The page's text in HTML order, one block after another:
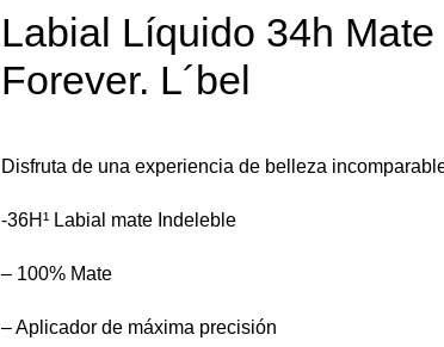
Labial Líquido 34h
Forever. L´bel
Disfruta de una experiencia de belleza
-36H¹ Labial mate Indeleble
– 100% Mate
– Aplicador de máxima precisión​